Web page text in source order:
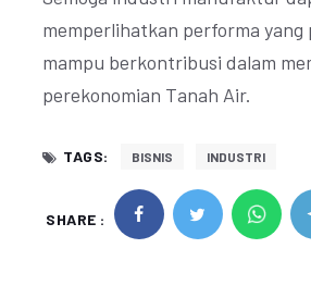
memperlihatkan performa yang
mampu berkontribusi dalam
perekonomian Tanah Air.
TAGS: BISNIS INDUSTRI
SHARE :